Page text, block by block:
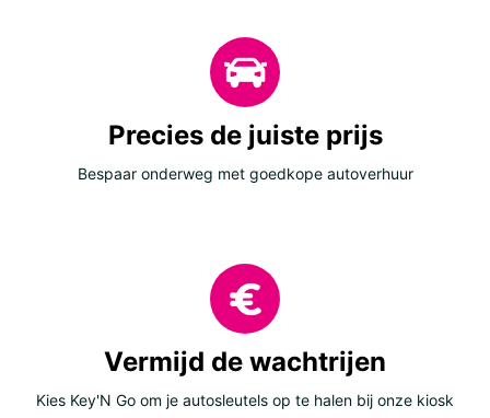
Precies de juiste prijs
Bespaar onderweg met goedkope autoverhuur
Vermijd de wachtrijen
Kies Key'N Go om je autosleutels op te halen bij onze kiosk